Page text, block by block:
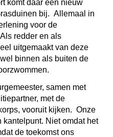
komt daar een nieuw
bij. Allemaal in
voor de
redder en als
uitgemaakt van deze
binnen als buiten de
samen met
met de
vooruit kijken. Onze
kantelpunt. Niet omdat het
de toekomst ons